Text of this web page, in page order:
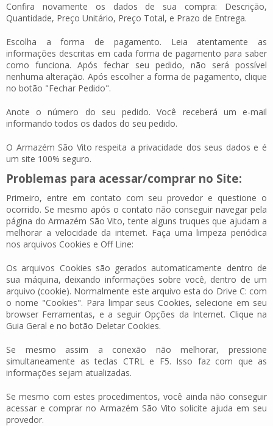
Confira novamente os dados de sua compra: Descrição,
Quantidade, Preço Unitário, Preço Total, e Prazo de Entrega.
Escolha a forma de pagamento. Leia atentamente as
informações descritas em cada forma de pagamento para saber
como funciona. Após fechar seu pedido, não será possível
nenhuma alteração. Após escolher a forma de pagamento, clique
no botão "Fechar Pedido".
Anote o número do seu pedido. Você receberá um e-mail
informando todos os dados do seu pedido.
O Armazém São Vito respeita a privacidade dos seus dados e é
um site 100% seguro.
Problemas para acessar/comprar no Site:
Primeiro, entre em contato com seu provedor e questione o
ocorrido. Se mesmo após o contato não conseguir navegar pela
página do Armazém São Vito, tente alguns truques que ajudam a
melhorar a velocidade da internet. Faça uma limpeza periódica
nos arquivos Cookies e Off Line:
Os arquivos Cookies são gerados automaticamente dentro de
sua máquina, deixando informações sobre você, dentro de um
arquivo (cookie). Normalmente este arquivo esta do Drive C: com
o nome "Cookies". Para limpar seus Cookies, selecione em seu
browser Ferramentas, e a seguir Opções da Internet. Clique na
Guia Geral e no botão Deletar Cookies.
Se mesmo assim a conexão não melhorar, pressione
simultaneamente as teclas CTRL e F5. Isso faz com que as
informações sejam atualizadas.
Se mesmo com estes procedimentos, você ainda não conseguir
acessar e comprar no Armazém São Vito solicite ajuda em seu
provedor.